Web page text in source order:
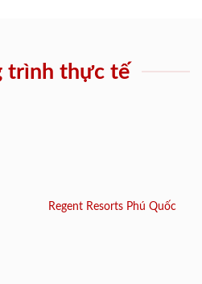
trình thực tế
Regent Resorts Phú Quốc